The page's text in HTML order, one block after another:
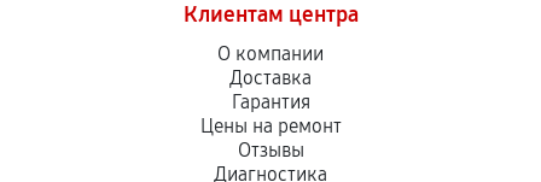
Клиентам центра
О компании
Доставка
Гарантия
Цены на ремонт
Отзывы
Диагностика